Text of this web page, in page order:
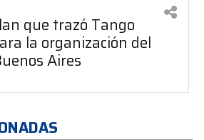
que trazó Tango
la organización del
Aires